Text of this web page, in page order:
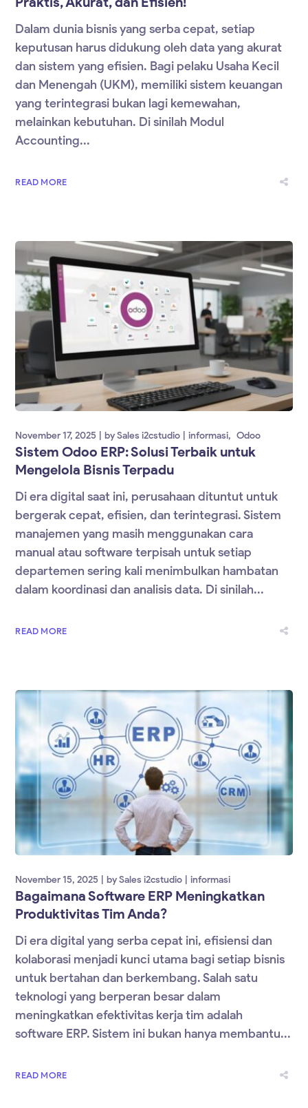
Dalam dunia bisnis yang serba cepat, setiap
keputusan harus didukung oleh data yang akurat
dan sistem yang efisien. Bagi pelaku Usaha Kecil
dan Menengah (UKM), memiliki sistem keuangan
yang terintegrasi bukan lagi kemewahan,
melainkan kebutuhan. Di sinilah Modul
Accounting...
READ MORE
November 17, 2025 bySales i2cstudio informasi Odoo
Sistem Odoo ERP: Solusi Terbaik untuk
Mengelola Bisnis Terpadu
Di era digital saat ini, perusahaan dituntut untuk
bergerak cepat, efisien, dan terintegrasi. Sistem
manajemen yang masih menggunakan cara
manual atau software terpisah untuk setiap
departemen sering kali menimbulkan hambatan
dalam koordinasi dan analisis data. Di sinilah...
READ MORE
November 15, 2025 bySales i2cstudio informasi
Bagaimana Software ERP Meningkatkan
Produktivitas Tim Anda?
Di era digital yang serba cepat ini, efisiensi dan
kolaborasi menjadi kunci utama bagi setiap bisnis
untuk bertahan dan berkembang. Salah satu
teknologi yang berperan besar dalam
meningkatkan efektivitas kerja tim adalah
software ERP. Sistem ini bukan hanya membantu...
READ MORE